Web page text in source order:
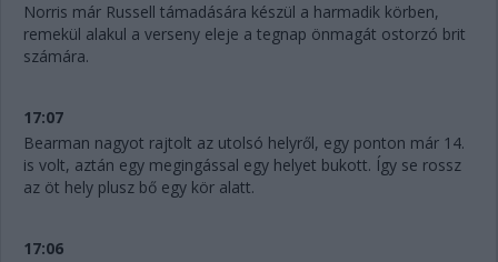
Norris már Russell támadására készül a harmadik körben,
remekül alakul a verseny eleje a tegnap önmagát ostorzó brit
számára.
17:07
Bearman nagyot rajtolt az utolsó helyről, egy ponton már 14.
is volt, aztán egy megingással egy helyet bukott. Így se rossz
az öt hely plusz bő egy kör alatt.
17:06